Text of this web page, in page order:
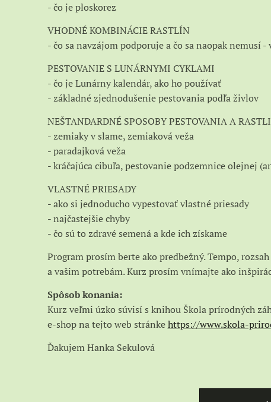
- čo je ploskorez
VHODNÉ KOMBINÁCIE RASTLÍN
- čo sa navzájom podporuje a čo sa naopak nemusí
PESTOVANIE S LUNÁRNYMI CYKLAMI
- čo je Lunárny kalendár, ako ho používať
- základné zjednodušenie pestovania podľa živlov
NEŠTANDARDNÉ SPOSOBY PESTOVANIA A
- zemiaky v slame, zemiaková veža
- paradajková veža
- kráčajúca cibuľa, pestovanie podzemnice olejnej
VLASTNÉ PRIESADY
- ako si jednoducho vypestovať vlastné priesady
- najčastejšie chyby
- čo sú to zdravé semená a kde ich získame
Program prosím berte ako predbežný. Tempo,
a vašim potrebám. Kurz prosím vnímajte ako
Spôsob konania:
Kurz veľmi úzko súvisí s knihou Škola prírodných
e-shop na tejto web stránkehttps://www.skola-
Ďakujem Hanka Sekulová